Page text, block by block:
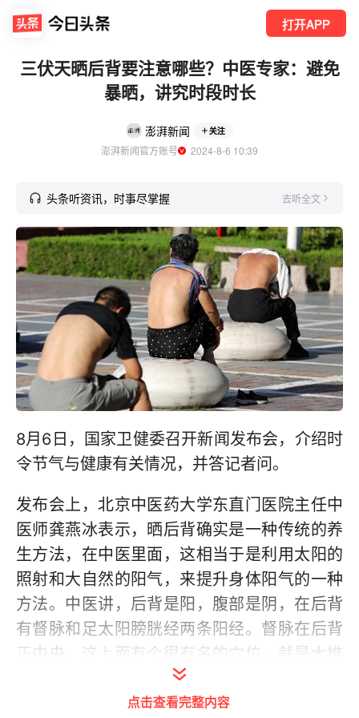
打开APP
三伏天晒后背要注意哪些？中医专家：避免
暴晒，讲究时段时长
澎湃新闻 关注
澎湃新闻官方账号
  2024-8-6 10:39
头条听资讯，时事尽掌握 去听全文
8月6日，国家卫健委召开新闻发布会，介绍时
令节气与健康有关情况，并答记者问。
发布会上，北京中医药大学东直门医院主任中
医师龚燕冰表示，晒后背确实是一种传统的养
生方法，在中医里面，这相当于是利用太阳的
照射和大自然的阳气，来提升身体阳气的一种
方法。中医讲，后背是阳，腹部是阴，在后背
有督脉和足太阳膀胱经两条阳经。督脉在后背
正中央，这上面有个很有名的穴位，就是大椎
穴。督脉是“阳脉之海”，统揽一身阳气，它对
于全身阳气的运行是非常有帮助的。督脉对于
点击查看完整内容